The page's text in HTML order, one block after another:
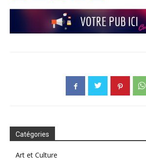
Catégories
Art et Culture